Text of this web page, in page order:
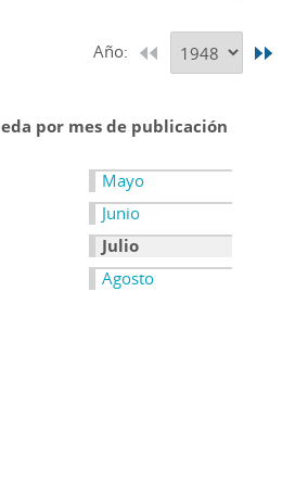
Año:
por mes de publicación
Mayo
Junio
Julio
Agosto